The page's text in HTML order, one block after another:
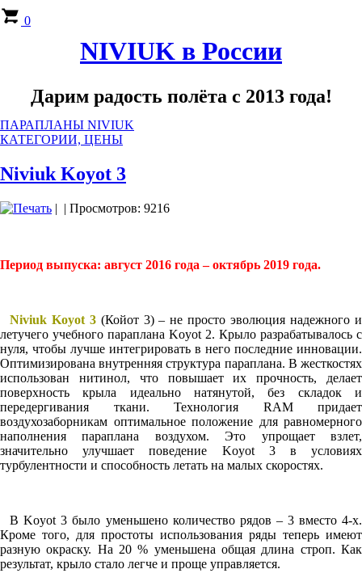
0
NIVIUK в России
Дарим радость полёта с 2013 года!
ПАРАПЛАНЫ NIVIUK
КАТЕГОРИИ, ЦЕНЫ
Niviuk Koyot 3
| | Просмотров: 9216
Период выпуска: август 2016 года – октябрь 2019 года.
Niviuk Koyot 3(Койот 3) – не просто эволюция надежного и
летучего учебного параплана Koyot 2. Крыло разрабатывалось с
нуля, чтобы лучше интегрировать в него последние инновации.
Оптимизирована внутренняя структура параплана. В жесткостях
использован нитинол, что повышает их прочность, делает
поверхность крыла идеально натянутой, без складок и
передергивания ткани. Технология RAM придает
воздухозаборникам оптимальное положение для равномерного
наполнения параплана воздухом. Это упрощает взлет,
значительно улучшает поведение Koyot 3 в условиях
турбулентности и способность летать на малых скоростях.
В Koyot 3 было уменьшено количество рядов – 3 вместо 4-х.
Кроме того, для простоты использования ряды теперь имеют
разную окраску. На 20 % уменьшена общая длина строп. Как
результат, крыло стало легче и проще управляется.